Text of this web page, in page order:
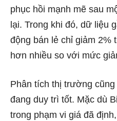
phục hồi mạnh mẽ sau
lại. Trong khi đó, dữ liệu
động bán lẻ chỉ giảm 2%
hơn nhiều so với mức
Phân tích thị trường
đang duy trì tốt. Mặc dù
trong phạm vi giá đã